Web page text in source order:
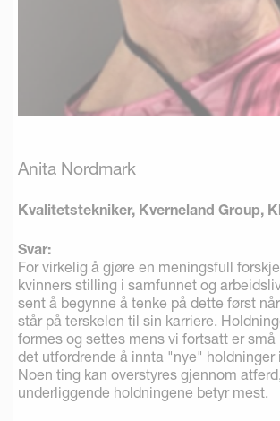
Anita Nordmark
Kvalitetstekniker, Kverneland Group,
Svar:
For virkelig å gjøre en meningsfull
kvinners stilling i samfunnet og
sent å begynne å tenke på dette først
står på terskelen til sin karriere.
formes og settes mens vi fortsatt er små
det utfordrende å innta "nye" holdninger
Noen ting kan overstyres gjennom
underliggende holdningene betyr mest.